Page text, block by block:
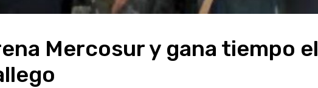
Mercosur y gana tiempo el